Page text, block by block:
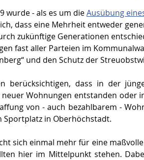
wurde - als es um die Ausübung
dass eine Mehrheit entweder
zukünftige Generationen
fast aller Parteien im
und den Schutz der
berücksichtigen, dass in der
Wohnungen entstanden oder
von - auch bezahlbarem -
Sportplatz in Oberhöchstadt.
sich einmal mehr für eine
hier im Mittelpunkt stehen.